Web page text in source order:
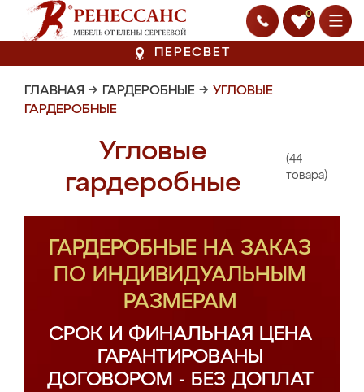
0
ПЕРЕСВЕТ
ГЛАВНАЯ → ГАРДЕРОБНЫЕ → УГЛОВЫЕ
ГАРДЕРОБНЫЕ
Угловые
гардеробные
(44
товара)
ГАРДЕРОБНЫЕ НА ЗАКАЗ
ПО ИНДИВИДУАЛЬНЫМ
РАЗМЕРАМ
СРОК И ФИНАЛЬНАЯ ЦЕНА
ГАРАНТИРОВАНЫ
ДОГОВОРОМ - БЕЗ ДОПЛАТ